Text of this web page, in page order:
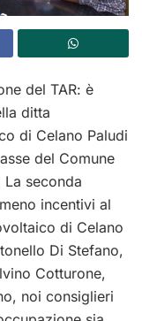
del TAR: è
ditta
di Celano Paludi
del Comune
seconda
incentivi al
di Celano
Di Stefano,
Cotturone,
noi consiglieri